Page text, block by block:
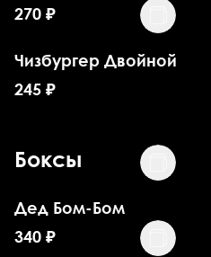
270 ₽
Чизбургер Двойной
245 ₽
Боксы
Дед Бом-Бом
340 ₽